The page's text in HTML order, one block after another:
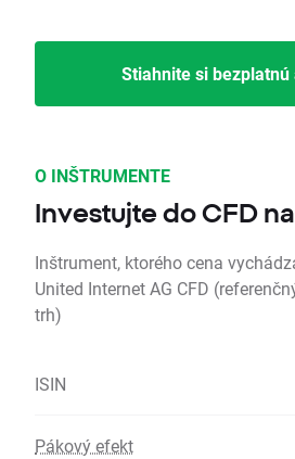
Stiahnite si
O INŠTRUMENTE
Investujte do CFD
Inštrument, ktorého cena
United Internet AG CFD
trh)
ISIN
Pákový efekt